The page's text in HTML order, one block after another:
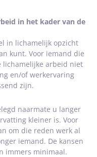
in het kader van de
in lichamelijk opzicht
kunt. Voor iemand die
lichamelijke arbeid niet
en/of werkervaring
zijn.
naarmate u langer
kleiner is. Voor
om die reden werk al
iemand. De kansen
immers minimaal.